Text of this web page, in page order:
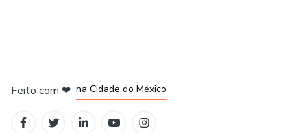
Feito com ❤ na Cidade do México